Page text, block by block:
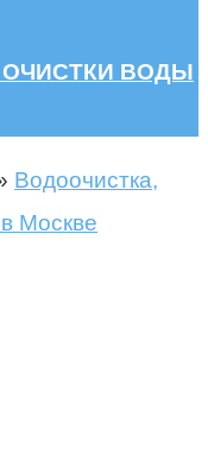
ВОДЫ
Водоочистка,
Москве